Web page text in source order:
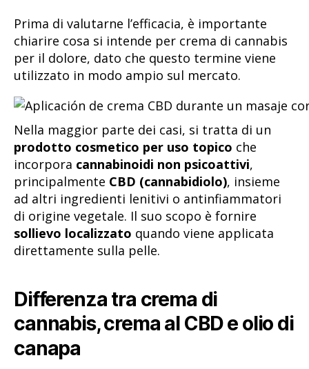
Prima di valutarne l’efficacia, è importante
chiarire cosa si intende per crema di cannabis
per il dolore, dato che questo termine viene
utilizzato in modo ampio sul mercato.
Nella maggior parte dei casi, si tratta di un
prodotto cosmetico per uso topico che
incorpora cannabinoidi non psicoattivi,
principalmente CBD (cannabidiolo), insieme
ad altri ingredienti lenitivi o antinfiammatori
di origine vegetale. Il suo scopo è fornire
sollievo localizzato quando viene applicata
direttamente sulla pelle.
Differenza tra crema di
cannabis, crema al CBD e olio di
canapa